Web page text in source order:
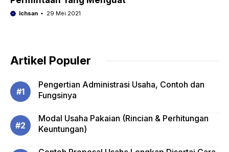
Ichsan 29 Mei 2021
Artikel Populer
Pengertian Administrasi Usaha, Contoh dan
Fungsinya
Modal Usaha Pakaian (Rincian & Perhitungan
Keuntungan)